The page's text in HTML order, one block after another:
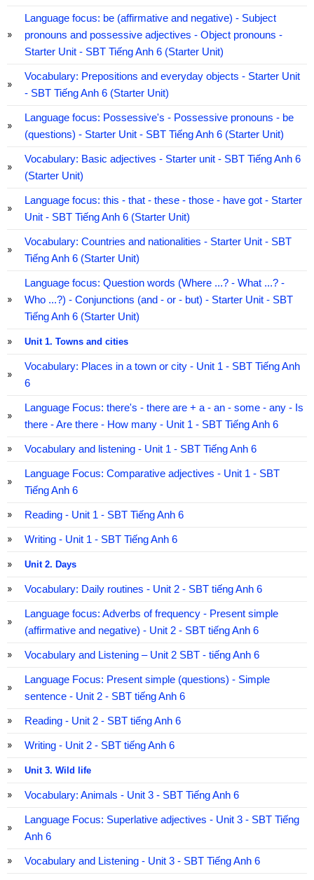
Language focus: be (affirmative and negative) - Subject
pronouns and possessive adjectives - Object pronouns -
Starter Unit - SBT Tiếng Anh 6 (Starter Unit)
Vocabulary: Prepositions and everyday objects - Starter Unit
- SBT Tiếng Anh 6 (Starter Unit)
Language focus: Possessive's - Possessive pronouns - be
(questions) - Starter Unit - SBT Tiếng Anh 6 (Starter Unit)
Vocabulary: Basic adjectives - Starter unit - SBT Tiếng Anh 6
(Starter Unit)
Language focus: this - that - these - those - have got - Starter
Unit - SBT Tiếng Anh 6 (Starter Unit)
Vocabulary: Countries and nationalities - Starter Unit - SBT
Tiếng Anh 6 (Starter Unit)
Language focus: Question words (Where ...? - What ...? -
Who ...?) - Conjunctions (and - or - but) - Starter Unit - SBT
Tiếng Anh 6 (Starter Unit)
Unit 1. Towns and cities
Vocabulary: Places in a town or city - Unit 1 - SBT Tiếng Anh
6
Language Focus: there's - there are + a - an - some - any - Is
there - Are there - How many - Unit 1 - SBT Tiếng Anh 6
Vocabulary and listening - Unit 1 - SBT Tiếng Anh 6
Language Focus: Comparative adjectives - Unit 1 - SBT
Tiếng Anh 6
Reading - Unit 1 - SBT Tiếng Anh 6
Writing - Unit 1 - SBT Tiếng Anh 6
Unit 2. Days
Vocabulary: Daily routines - Unit 2 - SBT tiếng Anh 6
Language focus: Adverbs of frequency - Present simple
(affirmative and negative) - Unit 2 - SBT tiếng Anh 6
Vocabulary and Listening – Unit 2 SBT - tiếng Anh 6
Language Focus: Present simple (questions) - Simple
sentence - Unit 2 - SBT tiếng Anh 6
Reading - Unit 2 - SBT tiếng Anh 6
Writing - Unit 2 - SBT tiếng Anh 6
Unit 3. Wild life
Vocabulary: Animals - Unit 3 - SBT Tiếng Anh 6
Language Focus: Superlative adjectives - Unit 3 - SBT Tiếng
Anh 6
Vocabulary and Listening - Unit 3 - SBT Tiếng Anh 6